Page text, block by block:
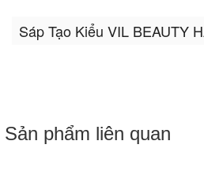
Sáp Tạo Kiểu VIL BEAUTY
Sản phẩm liên quan